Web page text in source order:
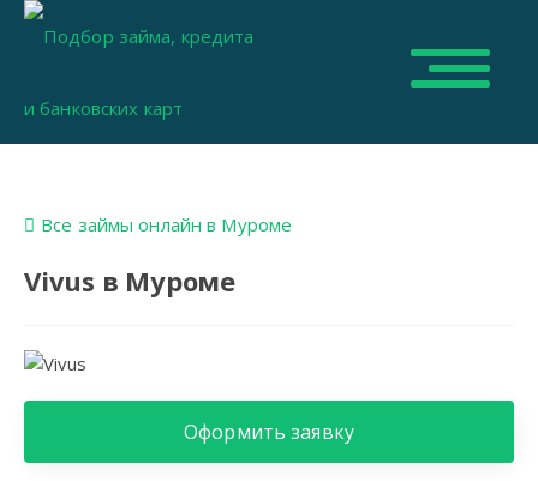
Все займы онлайн в Муроме
Vivus в Муроме
Оформить заявку